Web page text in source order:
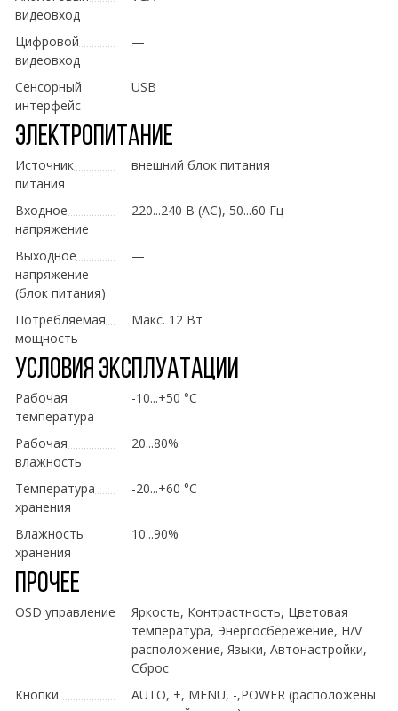
видеовход
Цифровой
видеовход
—
Сенсорный
интерфейс
USB
Электропитание
Источник
питания
внешний блок питания
Входное
напряжение
220...240 В (AC), 50...60 Гц
Выходное
напряжение
(блок питания)
—
Потребляемая
мощность
Макс. 12 Вт
Условия эксплуатации
Рабочая
температура
-10...+50 °C
Рабочая
влажность
20...80%
Температура
хранения
-20...+60 °C
Влажность
хранения
10...90%
Прочее
OSD управление
Яркость, Контрастность, Цветовая
температура, Энергосбережение, H/V
расположение, Языки, Автонастройки,
Сброс
Кнопки
AUTO, +, MENU, -,POWER (расположены